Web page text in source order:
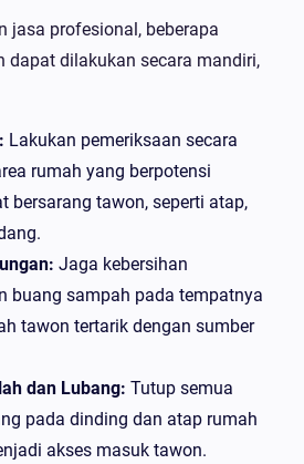
jasa profesional, beberapa
dapat dilakukan secara mandiri,
Lakukan pemeriksaan secara
rumah yang berpotensi
bersarang tawon, seperti atap,
Jaga kebersihan
buang sampah pada tempatnya
tawon tertarik dengan sumber
dan Lubang: Tutup semua
pada dinding dan atap rumah
akses masuk tawon.